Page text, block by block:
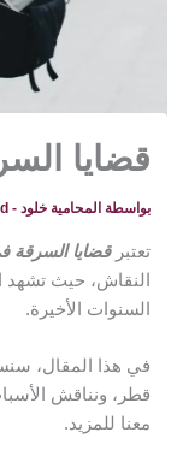
قضايا
بواسطة المحامية خلود - Lawyer Kholoud
تعتبرقضايا السرقة
النقاش، حيث تشهد
السنوات الأخيرة.
في هذا المقال،
قطر، ونناقش
معنا للمزيد.